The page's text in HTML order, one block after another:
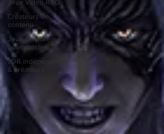
Jeux Vidéo RPG
Créateurs de
contenu
Jeux de plateau
pour rôlistes
JDR indépendants
& créateurs